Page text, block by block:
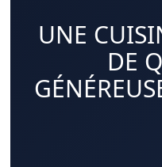
UNE
DE